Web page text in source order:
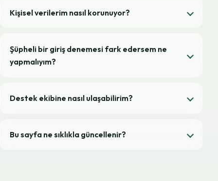
Kişisel verilerim nasıl korunuyor?
Şüpheli bir giriş denemesi fark edersem ne
yapmalıyım?
Destek ekibine nasıl ulaşabilirim?
Bu sayfa ne sıklıkla güncellenir?